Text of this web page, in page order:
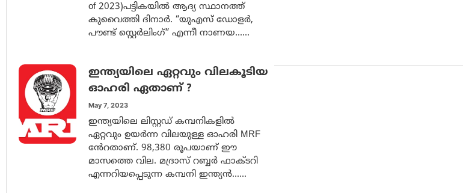
of 2023)പട്ടികയിൽ ആദ്യ സ്ഥാനത്ത്
കുവൈത്തി ദിനാർ. “യുഎസ് ഡോളർ,
പൗണ്ട് സ്റ്റെർലിംഗ്” എന്നീ നാണയ......
ഇന്ത്യയിലെ ഏറ്റവും വിലകൂടിയ
ഓഹരി ഏതാണ് ?
May 7, 2023
ഇന്ത്യയിലെ ലിസ്റ്റഡ് കമ്പനികളിൽ
ഏറ്റവും ഉയർന്ന വിലയുള്ള ഓഹരി MRF
ൻേറതാണ്. 98,380 രൂപയാണ് ഈ
മാസത്തെ വില. മദ്രാസ് റബ്ബർ ഫാക്ടറി
എന്നറിയപ്പെടുന്ന കമ്പനി ഇന്ത്യൻ......